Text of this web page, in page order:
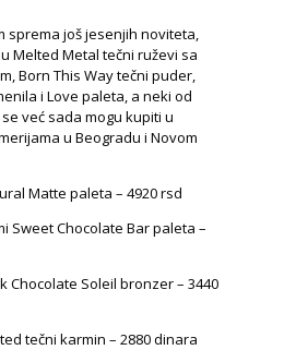
sprema još jesenjih noviteta,
Melted Metal tečni ruževi sa
Born This Way tečni puder,
i Love paleta, a neki od
već sada mogu kupiti u
u Beogradu i Novom
Matte paleta – 4920 rsd
Sweet Chocolate Bar paleta –
Chocolate Soleil bronzer – 3440
tečni karmin – 2880 dinara